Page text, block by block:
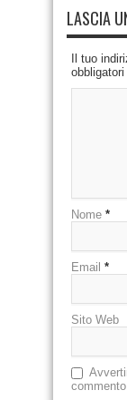
LASCIA
Il tuo
Nome *
Email *
Sito Web
commento.